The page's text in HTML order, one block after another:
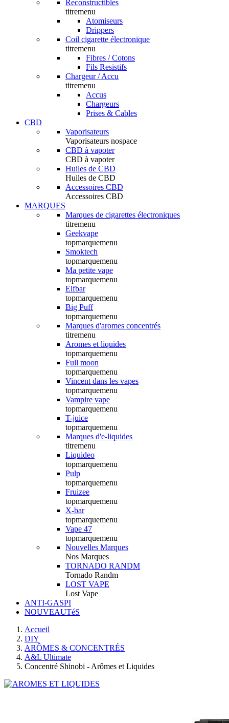
Reconstructibles
titremenu
Atomiseurs
Drippers
Coil cigarette électronique
titremenu
Fibres / Cotons
Fils Resistifs
Chargeur / Accu
titremenu
Accus
Chargeurs
Prises & Cables
CBD
Vaporisateurs
Vaporisateurs nospace
CBD à vapoter
CBD à vapoter
Huiles de CBD
Huiles de CBD
Accessoires CBD
Accessoires CBD
MARQUES
Marques de cigarettes électroniques
titremenu
Geekvape
topmarquemenu
Smoktech
topmarquemenu
Ma petite vape
topmarquemenu
Elfbar
topmarquemenu
Big Puff
topmarquemenu
Marques d'aromes concentrés
titremenu
Aromes et liquides
topmarquemenu
Full moon
topmarquemenu
Vincent dans les vapes
topmarquemenu
Vampire vape
topmarquemenu
T-juice
topmarquemenu
Marques d'e-liquides
titremenu
Liquideo
topmarquemenu
Pulp
topmarquemenu
Fruizee
topmarquemenu
X-bar
topmarquemenu
Vape 47
topmarquemenu
Nouvelles Marques
Nos Marques
TORNADO RANDM
Tornado Randm
LOST VAPE
Lost Vape
ANTI-GASPI
NOUVEAUTéS
Accueil
DIY
ARÔMES & CONCENTRÉS
A&L Ultimate
Concentré Shinobi - Arômes et Liquides